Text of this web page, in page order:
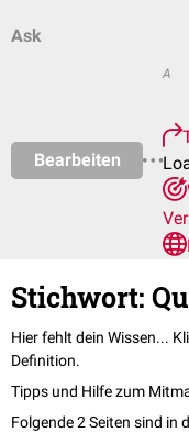
Ask
Bearbeiten
A
Stichwort:
Hier fehlt dein Wissen...
Definition.
Tipps und Hilfe zum
Folgende 2 Seiten sind in